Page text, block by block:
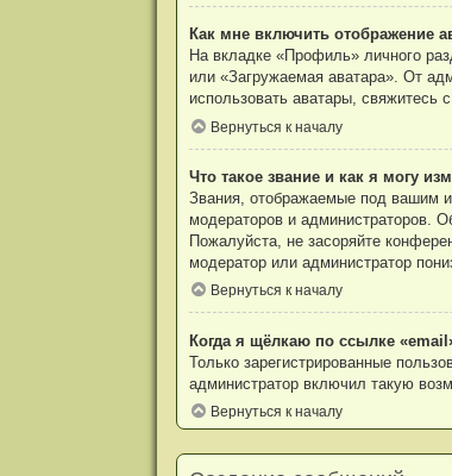
Как мне включить отображение
На вкладке «Профиль» личного
или «Загружаемая аватара». От
использовать аватары, свяжитесь
Вернуться к началу
Что такое звание и как я могу
Звания, отображаемые под вашим
модераторов и администраторов.
Пожалуйста, не засоряйте
модератор или администратор
Вернуться к началу
Когда я щёлкаю по ссылке
Только зарегистрированные
администратор включил такую
Вернуться к началу